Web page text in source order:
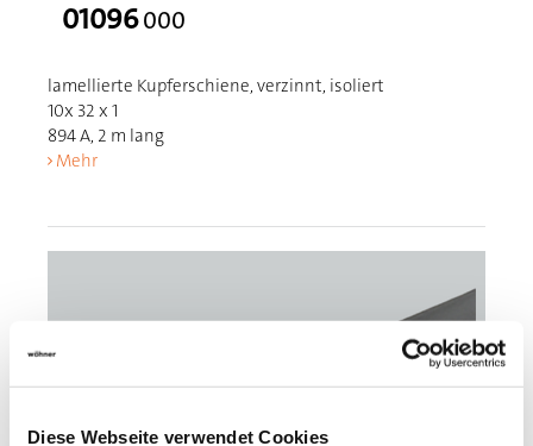
Diese Webseite verwendet Cookies
01096000
lamellierte Kupferschiene, verzinnt, isoliert
10x 32 x 1
894 A, 2 m lang
Mehr